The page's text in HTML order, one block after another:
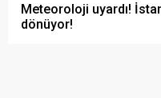
Meteoroloji uyardı!
dönüyor!